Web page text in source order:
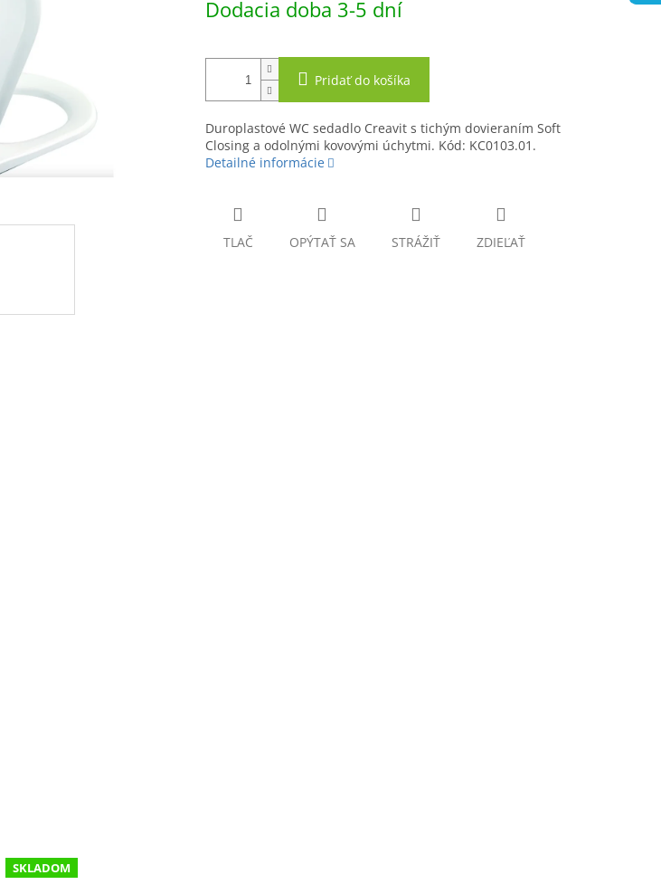
cena:
Dodacia doba 3-5 dní
Pridať do košíka
Duroplastové WC sedadlo Creavit s tichým dovieraním Soft
Closing a odolnými kovovými úchytmi. Kód: KC0103.01.
Detailné informácie
TLAČ OPÝTAŤ SA STRÁŽIŤ ZDIEĽAŤ
SKLADOM